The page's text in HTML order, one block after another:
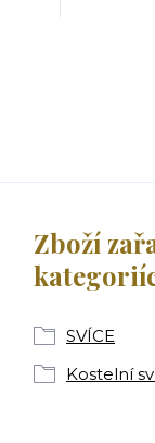
Zboží
SVÍCE
Kostelní